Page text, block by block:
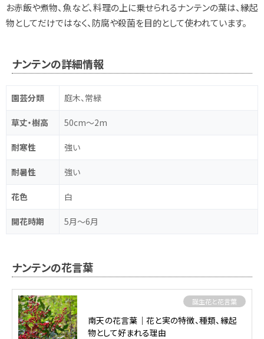
お赤飯や煮物、魚など、料理の上に乗せられるナンテンの葉は、縁起
物としてだけではなく、防腐や殺菌を目的として使われています。
ナンテンの詳細情報
園芸分類 庭木、常緑
草丈・樹高 50cm～2m
耐寒性 強い
耐暑性 強い
花色 白
開花時期 5月～6月
ナンテンの花言葉
誕生花と花言葉
南天の花言葉｜花と実の特徴、種類、縁起
物として好まれる理由